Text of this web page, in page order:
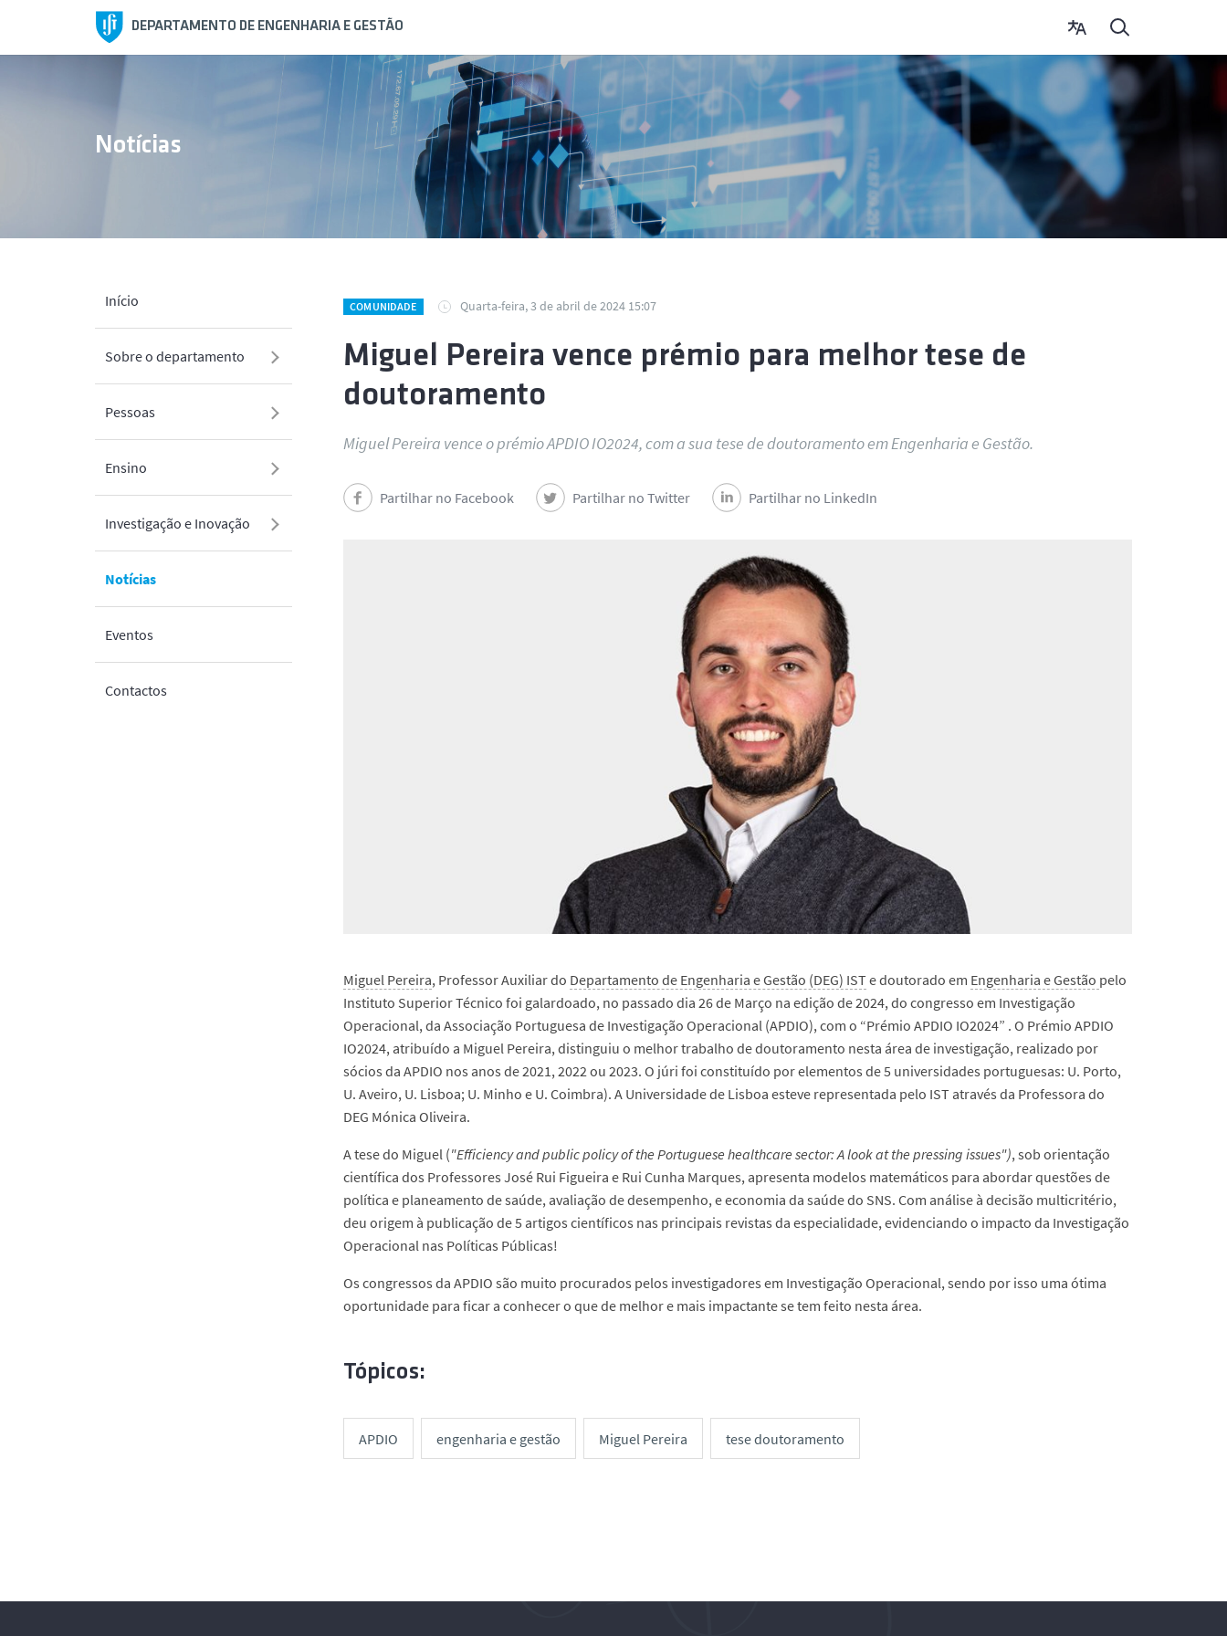
DEPARTAMENTO DE ENGENHARIA E GESTÃO
Início
Sobre o departamento
Pessoas
Ensino
Investigação e Inovação
Notícias
Eventos
Contactos
Notícias
COMUNIDADE Quarta-feira, 3 de abril de 2024 15:07
Miguel Pereira vence prémio para melhor tese de
doutoramento
Miguel Pereira vence o prémio APDIO IO2024, com a sua tese de doutoramento em Engenharia e Gestão.
Partilhar no Facebook Partilhar no Twitter Partilhar no LinkedIn
Miguel Pereira, Professor Auxiliar do Departamento de Engenharia e Gestão (DEG) ISTe doutorado em Engenharia e Gestão pelo
Instituto Superior Técnico foi galardoado, no passado dia 26 de Março na edição de 2024, do congresso em Investigação
Operacional, da Associação Portuguesa de Investigação Operacional (APDIO), com o “Prémio APDIO IO2024” . O Prémio APDIO
IO2024, atribuído a Miguel Pereira, distinguiu o melhor trabalho de doutoramento nesta área de investigação, realizado por
sócios da APDIO nos anos de 2021, 2022 ou 2023. O júri foi constituído por elementos de 5 universidades portuguesas: U. Porto,
U. Aveiro, U. Lisboa; U. Minho e U. Coimbra). A Universidade de Lisboa esteve representada pelo IST através da Professora do
DEG Mónica Oliveira.
A tese do Miguel ("Efficiency and public policy of the Portuguese healthcare sector: A look at the pressing issues"), sob orientação
científica dos Professores José Rui Figueira e Rui Cunha Marques, apresenta modelos matemáticos para abordar questões de
política e planeamento de saúde, avaliação de desempenho, e economia da saúde do SNS. Com análise à decisão multicritério,
deu origem à publicação de 5 artigos científicos nas principais revistas da especialidade, evidenciando o impacto da Investigação
Operacional nas Políticas Públicas!
Os congressos da APDIO são muito procurados pelos investigadores em Investigação Operacional, sendo por isso uma ótima
oportunidade para ficar a conhecer o que de melhor e mais impactante se tem feito nesta área.
Tópicos:
APDIO engenharia e gestão Miguel Pereira tese doutoramento